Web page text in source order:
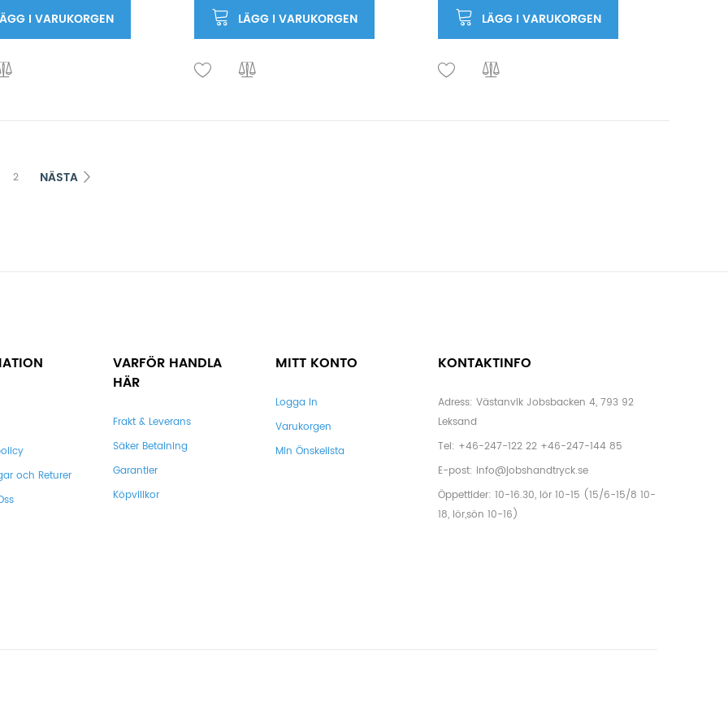
I VARUKORGEN LÄGG I VARUKORGEN LÄGG I VARUKORGEN
2 NÄSTA
och Returer
VARFÖR HANDLA
HÄR
Frakt & Leverans
Säker Betalning
Garantier
Köpvillkor
MITT KONTO
Logga In
Varukorgen
Min Önskelista
KONTAKTINFO
Adress: Västanvik Jobsbacken 4, 793 92
Leksand
Tel: +46-247-122 22 +46-247-144 85
E-post: info@jobshandtryck.se
Öppettider: 10-16.30, lör 10-15 (15/6-15/8 10-
18, lör,sön 10-16)